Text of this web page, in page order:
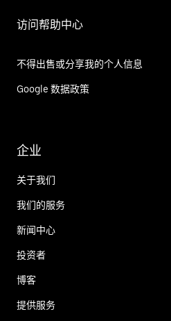
访问帮助中心
不得出售或分享我的个人信息
Google 数据政策
企业
关于我们
我们的服务
新闻中心
投资者
博客
提供服务